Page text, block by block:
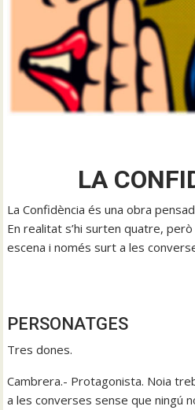
LA
La Confidència és una obra
En realitat s’hi surten quatre, però
escena i només surt a les
PERSONATGES
Tres dones.
Cambrera.- Protagonista. Noia
a les converses sense que ningú